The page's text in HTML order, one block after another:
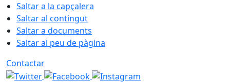
Saltar a la capçalera
Saltar al contingut
Saltar a documents
Saltar al peu de pàgina
Contactar